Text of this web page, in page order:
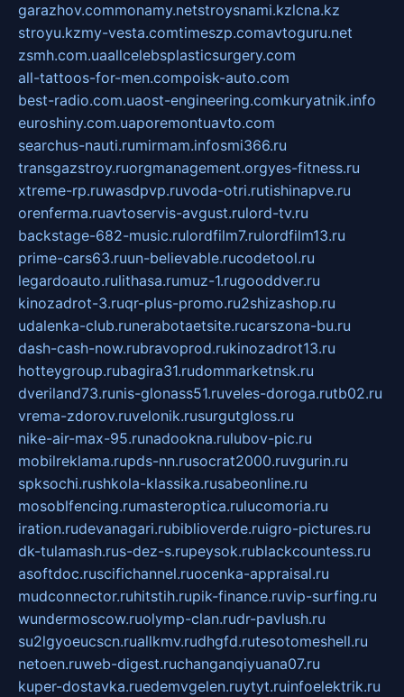
garazhov.commonamy.netstroysnami.kzlcna.kz
stroyu.kzmy-vesta.comtimeszp.comavtoguru.net
zsmh.com.uaallcelebsplasticsurgery.com
all-tattoos-for-men.compoisk-auto.com
best-radio.com.uaost-engineering.comkuryatnik.info
euroshiny.com.uaporemontuavto.com
searchus-nauti.rumirmam.infosmi366.ru
transgazstroy.ruorgmanagement.orgyes-fitness.ru
xtreme-rp.ruwasdpvp.ruvoda-otri.rutishinapve.ru
orenferma.ruavtoservis-avgust.rulord-tv.ru
backstage-682-music.rulordfilm7.rulordfilm13.ru
prime-cars63.ruun-believable.rucodetool.ru
legardoauto.rulithasa.rumuz-1.rugooddver.ru
kinozadrot-3.ruqr-plus-promo.ru2shizashop.ru
udalenka-club.runerabotaetsite.rucarszona-bu.ru
dash-cash-now.rubravoprod.rukinozadrot13.ru
hotteygroup.rubagira31.rudommarketnsk.ru
dveriland73.runis-glonass51.ruveles-doroga.rutb02.ru
vrema-zdorov.ruvelonik.rusurgutgloss.ru
nike-air-max-95.runadookna.rulubov-pic.ru
mobilreklama.rupds-nn.rusocrat2000.ruvgurin.ru
spksochi.rushkola-klassika.rusabeonline.ru
mosoblfencing.rumasteroptica.rulucomoria.ru
iration.rudevanagari.rubiblioverde.ruigro-pictures.ru
dk-tulamash.rus-dez-s.rupeysok.rublackcountess.ru
asoftdoc.ruscifichannel.ruocenka-appraisal.ru
mudconnector.ruhitstih.rupik-finance.ruvip-surfing.ru
wundermoscow.ruolymp-clan.rudr-pavlush.ru
su2lgyoeucscn.ruallkmv.rudhgfd.rutesotomeshell.ru
netoen.ruweb-digest.ruchanganqiyuana07.ru
kuper-dostavka.ruedemvgelen.ruytyt.ruinfoelektrik.ru